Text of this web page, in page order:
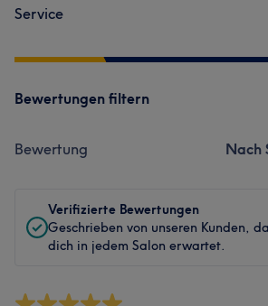
Service
Bewertungen filtern
Bewertung Nach
Verifizierte Bewertungen
Geschrieben von unseren Kunden,
dich in jedem Salon erwartet.